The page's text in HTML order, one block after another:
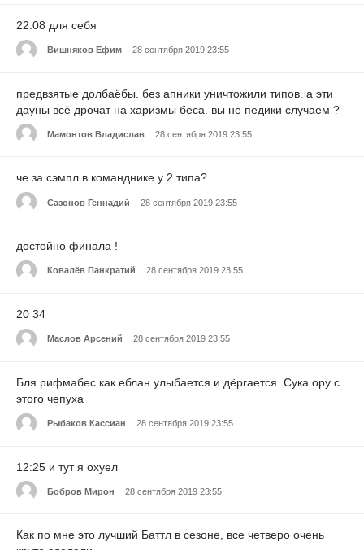
22:08 для себя
Вишняков Ефим 28 сентября 2019 23:55
предвзятые долбаёбы. без апники уничтожили типов. а эти
дауны всё дрочат на харизмы беса. вы не педики случаем ?
Мамонтов Владислав 28 сентября 2019 23:55
че за сэмпл в команднике у 2 типа?
Сазонов Геннадий 28 сентября 2019 23:55
достойно финала !
Ковалёв Панкратий 28 сентября 2019 23:55
20 34
Маслов Арсений 28 сентября 2019 23:55
Бля рифмабес как еблан улыбается и дёргается. Сука ору с
этого чепуха
Рыбаков Кассиан 28 сентября 2019 23:55
12:25 и тут я охуел
Бобров Мирон 28 сентября 2019 23:55
Как по мне это лучший Баттл в сезоне, все четверо очень